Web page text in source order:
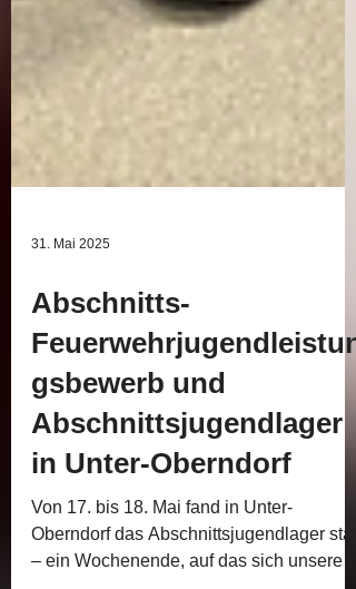
31. Mai 2025
Abschnitts-
Feuerwehrjugendleistun
gsbewerb und
Abschnittsjugendlager
in Unter-Oberndorf
Von 17. bis 18. Mai fand in Unter-